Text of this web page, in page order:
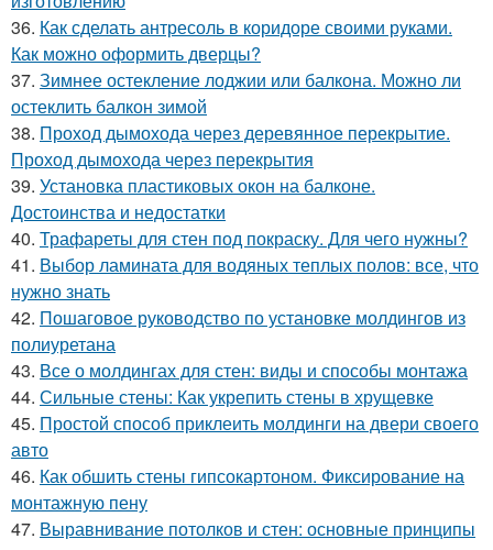
36. Как сделать антресоль в коридоре своими руками.
Как можно оформить дверцы?
37. Зимнее остекление лоджии или балкона. Можно ли
остеклить балкон зимой
38. Проход дымохода через деревянное перекрытие.
Проход дымохода через перекрытия
39. Установка пластиковых окон на балконе.
Достоинства и недостатки
40. Трафареты для стен под покраску. Для чего нужны?
41. Выбор ламината для водяных теплых полов: все, что
нужно знать
42. Пошаговое руководство по установке молдингов из
полиуретана
43. Все о молдингах для стен: виды и способы монтажа
44. Сильные стены: Как укрепить стены в хрущевке
45. Простой способ приклеить молдинги на двери своего
авто
46. Как обшить стены гипсокартоном. Фиксирование на
монтажную пену
47. Выравнивание потолков и стен: основные принципы